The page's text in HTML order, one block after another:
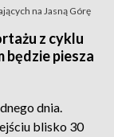
na Jasną Górę
z cyklu
będzie piesza
dnia.
blisko 30